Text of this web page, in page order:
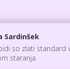
Sardinšek
so zlati standard
staranja